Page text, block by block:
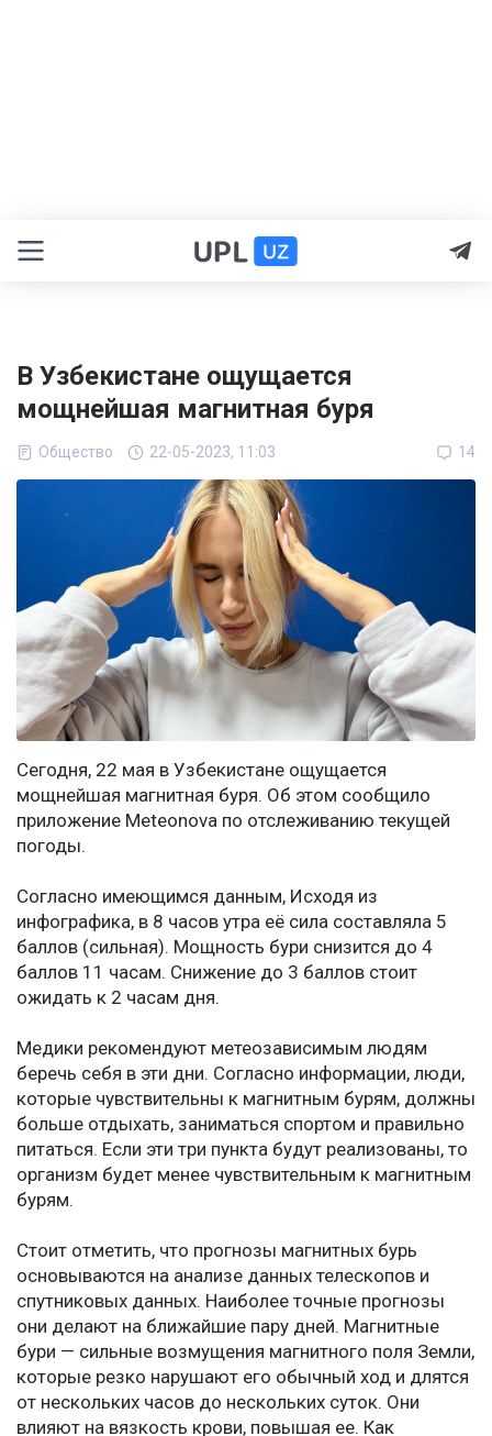
В Узбекистане ощущается
мощнейшая магнитная буря
Общество 22-05-2023, 11:03 14
Сегодня, 22 мая в Узбекистане ощущается
мощнейшая магнитная буря. Об этом сообщило
приложение Meteonova по отслеживанию текущей
погоды.
Согласно имеющимся данным, Исходя из
инфографика, в 8 часов утра её сила составляла 5
баллов (сильная). Мощность бури снизится до 4
баллов 11 часам. Снижение до 3 баллов стоит
ожидать к 2 часам дня.
Медики рекомендуют метеозависимым людям
беречь себя в эти дни. Согласно информации, люди,
которые чувствительны к магнитным бурям, должны
больше отдыхать, заниматься спортом и правильно
питаться. Если эти три пункта будут реализованы, то
организм будет менее чувствительным к магнитным
бурям.
Стоит отметить, что прогнозы магнитных бурь
основываются на анализе данных телескопов и
спутниковых данных. Наиболее точные прогнозы
они делают на ближайшие пару дней. Магнитные
бури — сильные возмущения магнитного поля Земли,
которые резко нарушают его обычный ход и длятся
от нескольких часов до нескольких суток. Они
влияют на вязкость крови, повышая ее. Как